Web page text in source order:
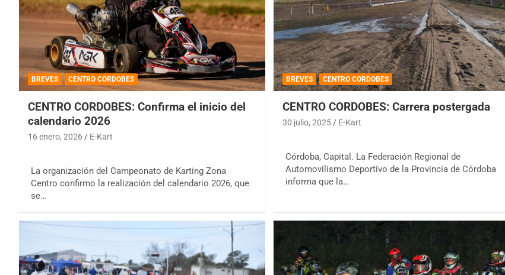
BREVES CENTRO CORDOBES
CENTRO CORDOBES: Confirma el inicio del
calendario 2026
16 enero, 2026 E-Kart
La organización del Campeonato de Karting Zona
Centro confirmo la realización del calendario 2026, que
se…
BREVES CENTRO CORDOBES
CENTRO CORDOBES: Carrera postergada
30 julio, 2025 E-Kart
Córdoba, Capital. La Federación Regional de
Automovilismo Deportivo de la Provincia de Córdoba
informa que la…